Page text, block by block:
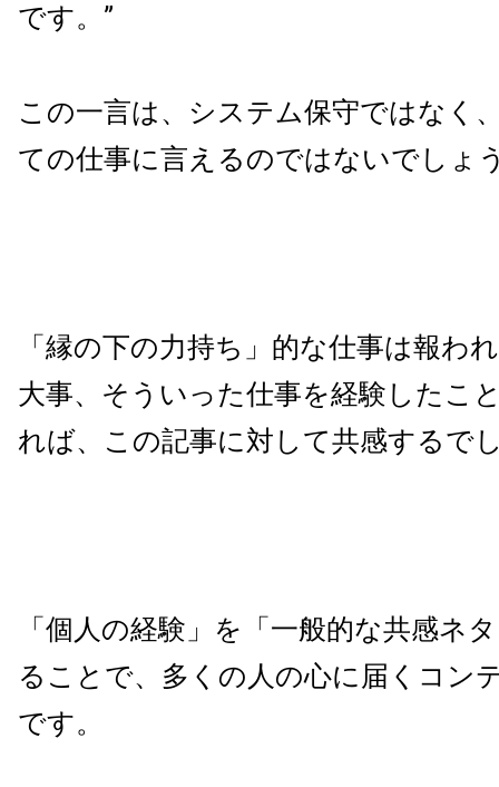
です。”
この一言は、システム保守ではなく
ての仕事に言えるのではないでしょ
「縁の下の力持ち」的な仕事は報わ
大事、そういった仕事を経験したこ
れば、この記事に対して共感するで
「個人の経験」を「一般的な共感ネ
ることで、多くの人の心に届くコン
です。